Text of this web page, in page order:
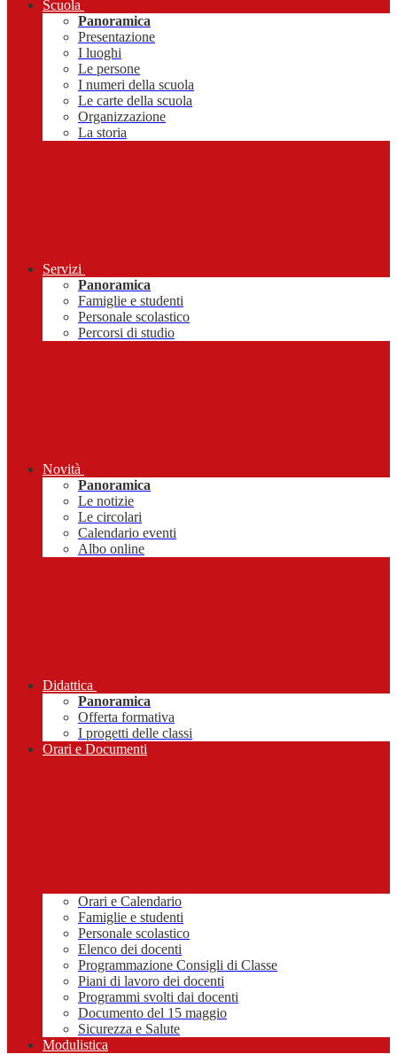
Scuola
Panoramica
Presentazione
I luoghi
Le persone
I numeri della scuola
Le carte della scuola
Organizzazione
La storia
Servizi
Panoramica
Famiglie e studenti
Personale scolastico
Percorsi di studio
Novità
Panoramica
Le notizie
Le circolari
Calendario eventi
Albo online
Didattica
Panoramica
Offerta formativa
I progetti delle classi
Orari e Documenti
Orari e Calendario
Famiglie e studenti
Personale scolastico
Elenco dei docenti
Programmazione Consigli di Classe
Piani di lavoro dei docenti
Programmi svolti dai docenti
Documento del 15 maggio
Sicurezza e Salute
Modulistica